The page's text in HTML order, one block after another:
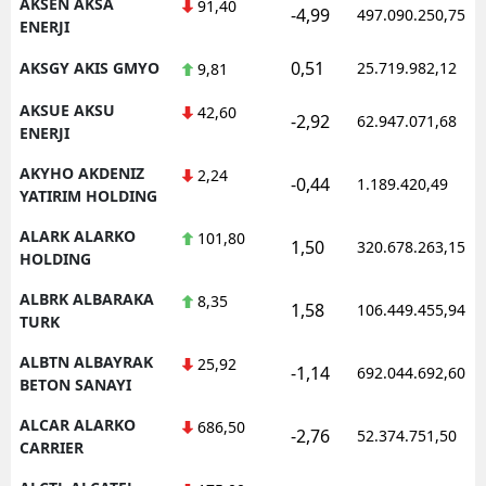
ENERJI
91,40 -4,99 497.090.250,75
AKSGY AKIS GMYO 9,81 0,51 25.719.982,12
AKSUE AKSU
ENERJI
42,60 -2,92 62.947.071,68
AKYHO AKDENIZ
YATIRIM HOLDING
2,24 -0,44 1.189.420,49
ALARK ALARKO
HOLDING
101,80 1,50 320.678.263,15
ALBRK ALBARAKA
TURK
8,35 1,58 106.449.455,94
ALBTN ALBAYRAK
BETON SANAYI
25,92 -1,14 692.044.692,60
ALCAR ALARKO
CARRIER
686,50 -2,76 52.374.751,50